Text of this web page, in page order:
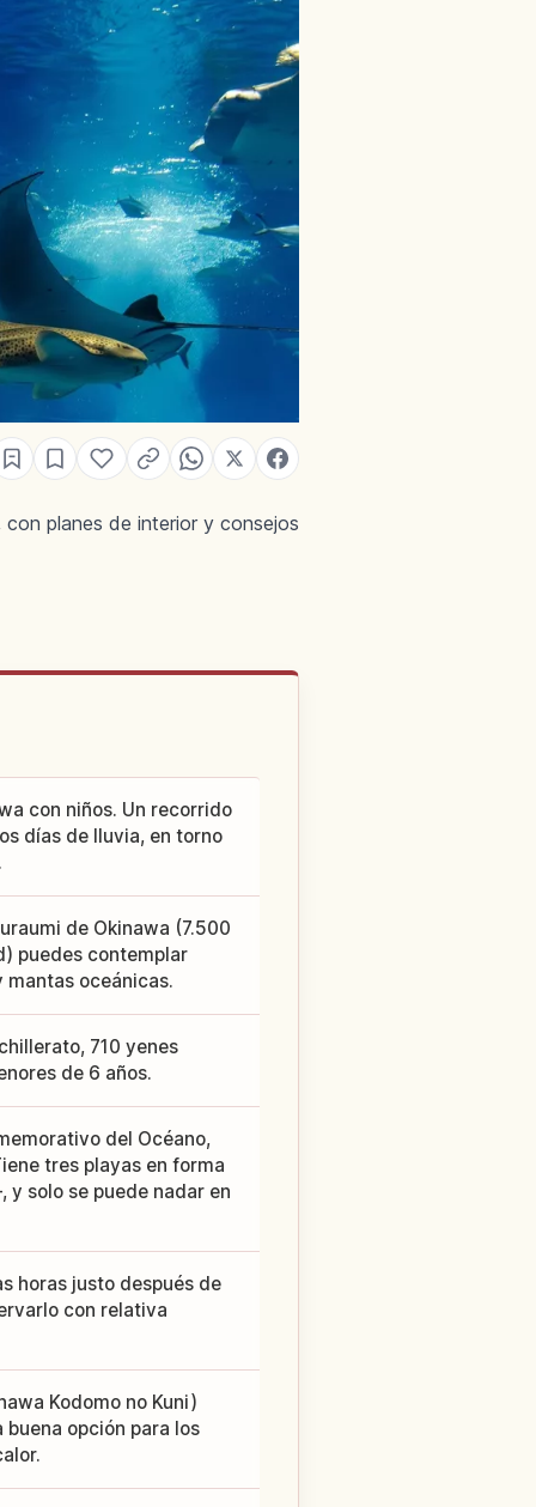
con planes de interior y consejos
con niños. Un recorrido
días de lluvia, en torno
de Okinawa (7.500
puedes contemplar
mantas oceánicas.
710 yenes
de 6 años.
del Océano,
tres playas en forma
solo se puede nadar en
horas justo después de
con relativa
Kodomo no Kuni)
opción para los